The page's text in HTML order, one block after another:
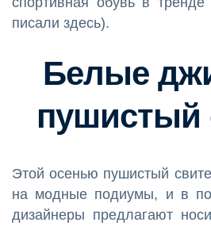
писали здесь).
Белые
пушистый
Этой осенью пушистый
на модные подиумы, и в
дизайнеры предлагают